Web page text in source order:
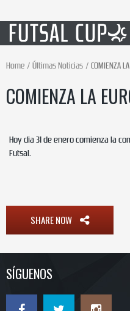
Home Últimas Noticias COMIENZA
COMIENZA LA
Hoy dia 31 de enero comienza la
Futsal.
SHARE NOW
SÍGUENOS